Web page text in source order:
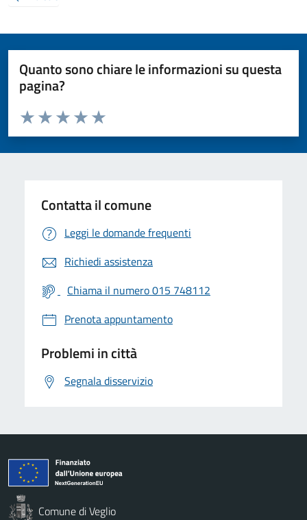
Quanto sono chiare le informazioni su questa
pagina?
Valuta da 1 a 5 stelle la pagina
Valuta 5 stelle su 5
Valuta 4 stelle su 5
Valuta 3 stelle su 5
Valuta 2 stelle su 5
Valuta 1 stelle su 5
Contatta il comune
Leggi le domande frequenti
Richiedi assistenza
Chiama il numero 015 748112
Prenota appuntamento
Problemi in città
Segnala disservizio
Comune di Veglio